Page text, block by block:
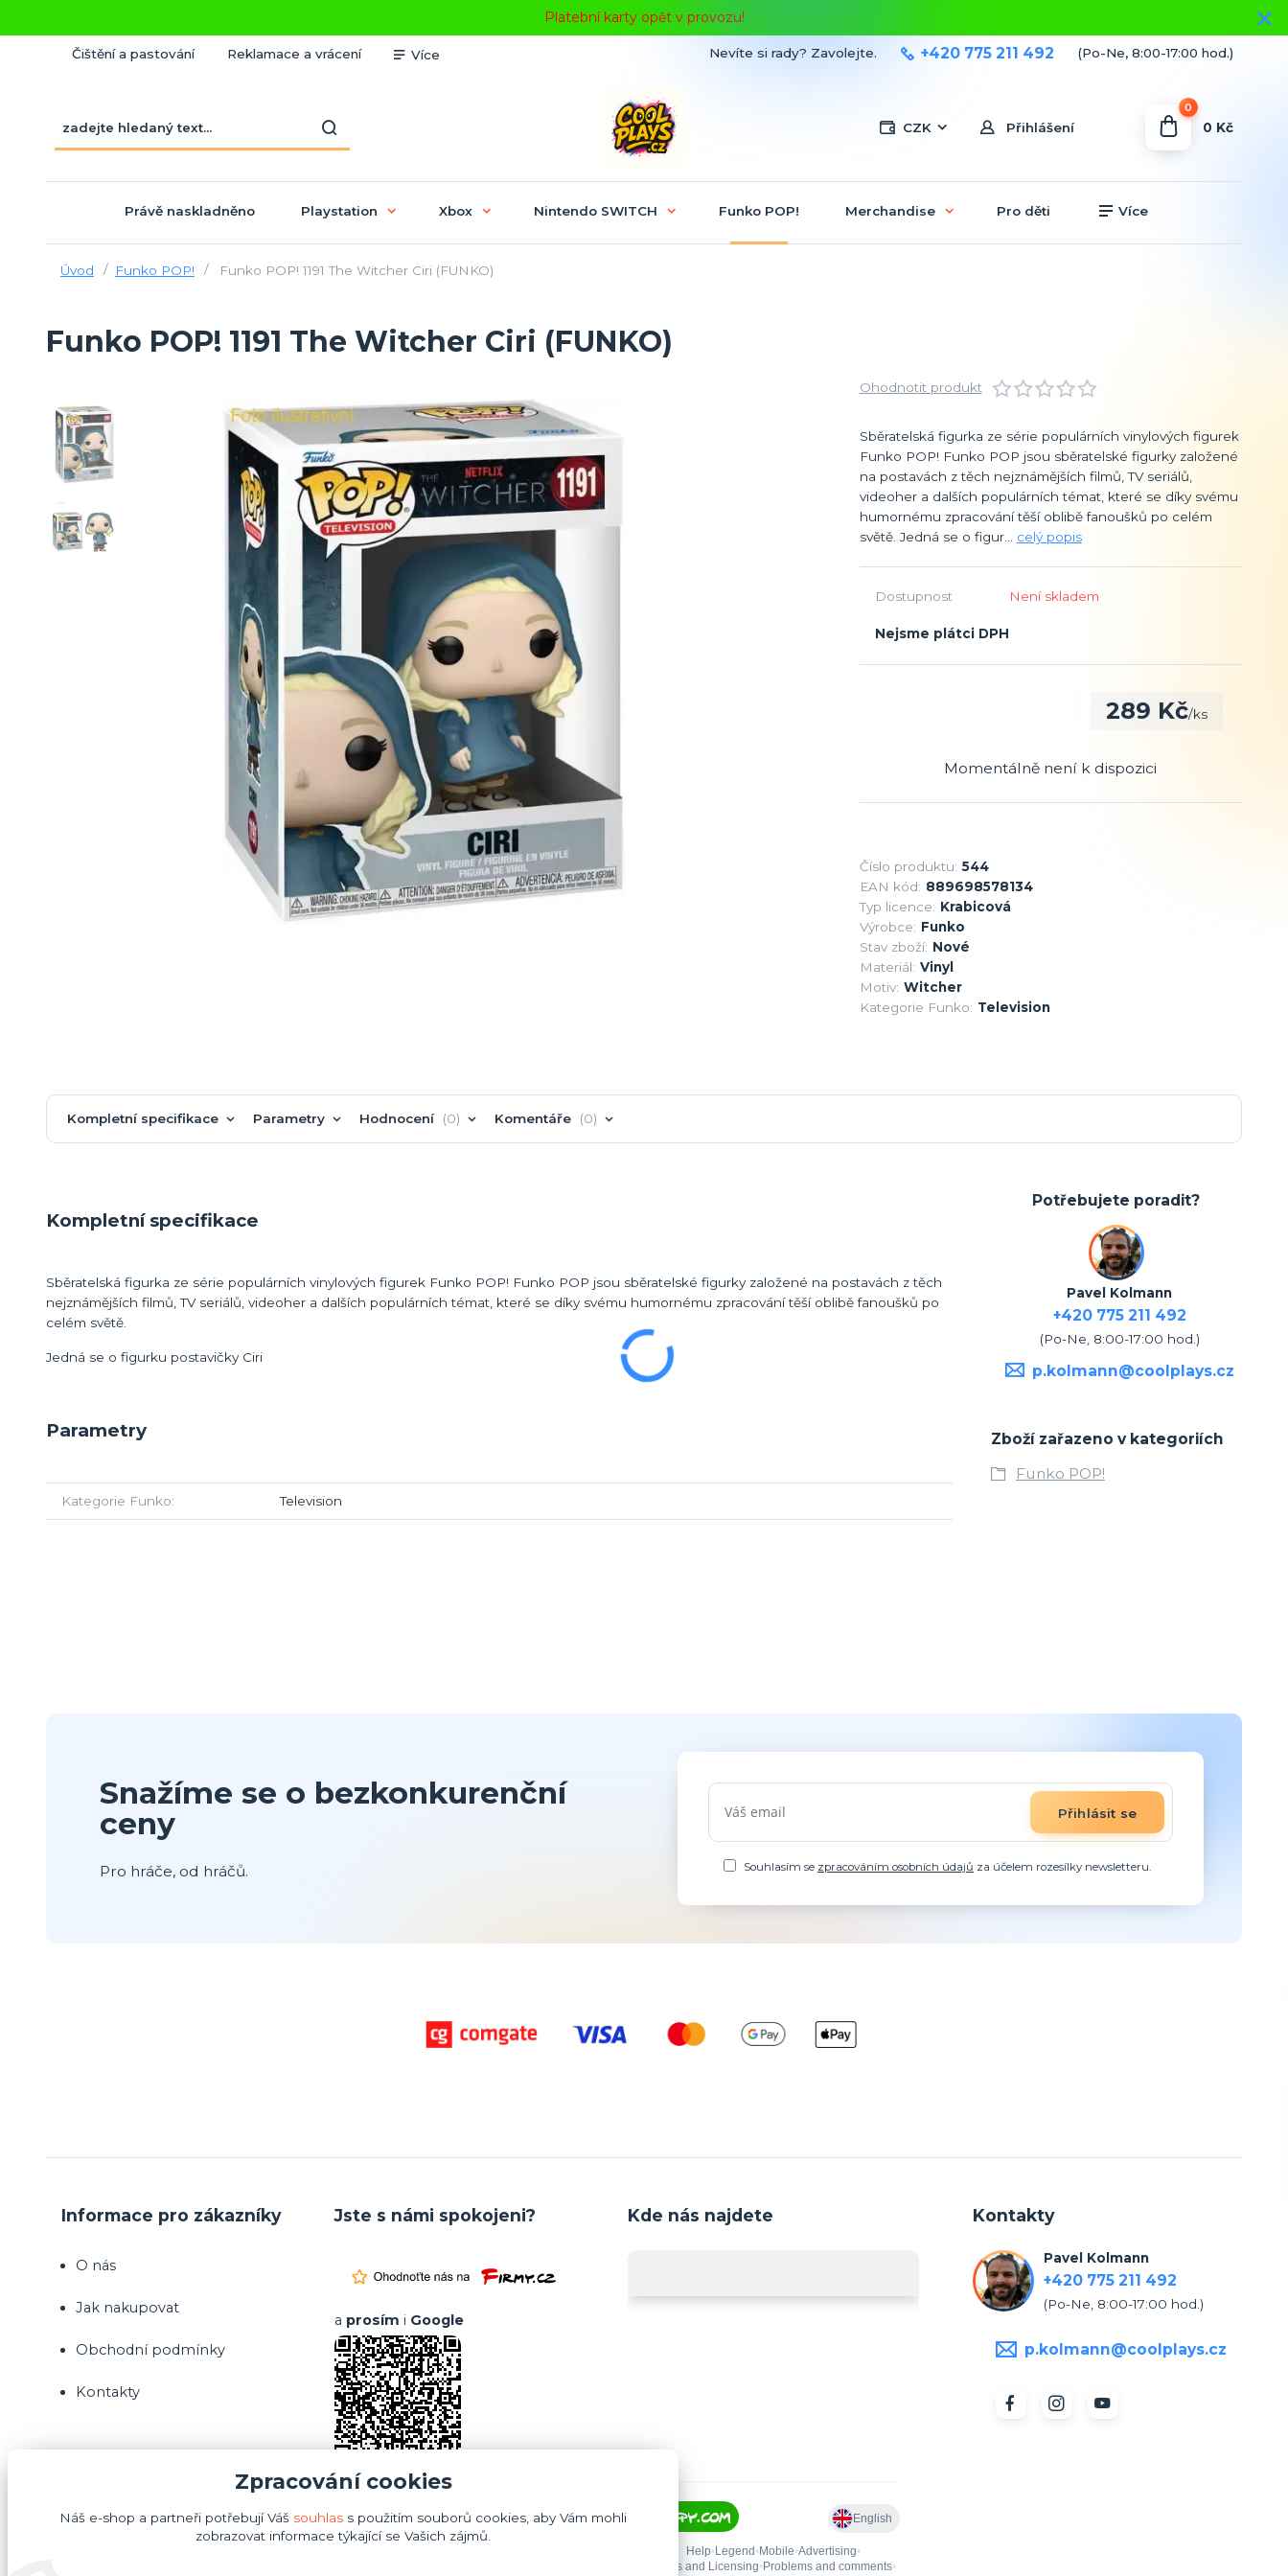
Platební karty opět v provozu!
Čištění a pastování Reklamace a vrácení Více
CZK Přihlášení
Nevíte si rady? Zavolejte. +420 775 211 492 (Po-Ne, 8:00-17:00 hod.)
0
0 Kč
Právě naskladněno Playstation Xbox Nintendo SWITCH Funko POP! Merchandise Pro děti Více
Úvod Funko POP! Funko POP! 1191 The Witcher Ciri (FUNKO)
Funko POP! 1191 The Witcher Ciri (FUNKO)
Ohodnotit produkt
Sběratelská figurka ze série populárních vinylových figurek
Funko POP! Funko POP jsou sběratelské figurky založené
na postavách z těch nejznámějších filmů, TV seriálů,
videoher a dalších populárních témat, které se díky svému
humornému zpracování těší oblibě fanoušků po celém
světě. Jedná se o figur... celý popis
Dostupnost Není skladem
Nejsme plátci DPH
289 Kč/ks
Momentálně není k dispozici
Číslo produktu: 544
EAN kód: 889698578134
Typ licence: Krabicová
Výrobce: Funko
Stav zboží: Nové
Materiál: Vinyl
Motiv: Witcher
Kategorie Funko: Television
Kompletní specifikace Parametry Hodnocení 0 Komentáře 0
Kompletní specifikace
Sběratelská figurka ze série populárních vinylových figurek Funko POP! Funko POP jsou sběratelské figurky založené na postavách z těch
nejznámějších filmů, TV seriálů, videoher a dalších populárních témat, které se díky svému humornému zpracování těší oblibě fanoušků po
celém světě.
Jedná se o figurku postavičky Ciri
Parametry
Kategorie Funko Television
Potřebujete poradit?
Pavel Kolmann
+420 775 211 492
(Po-Ne, 8:00-17:00 hod.)
p.kolmann@coolplays.cz
Zboží zařazeno v kategoriích
Funko POP!
Snažíme se o bezkonkurenční
ceny
Pro hráče, od hráčů.
Přihlásit se
Souhlasím se zpracováním osobních údajů za účelem rozesílky newsletteru.
Informace pro zákazníky
O nás
Jak nakupovat
Obchodní podmínky
Kontakty
Jste s námi spokojeni?
a prosím i Google
Kde nás najdete Kontakty
Pavel Kolmann
+420 775 211 492
(Po-Ne, 8:00-17:00 hod.)
p.kolmann@coolplays.cz
Zpracování cookies
Náš e-shop a partneři potřebují Váš souhlas s použitím souborů cookies, aby Vám mohli
zobrazovat informace týkající se Vašich zájmů.